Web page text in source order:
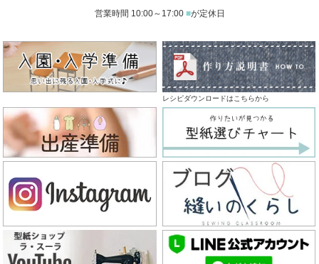
営業時間 10:00～17:00 ■が定休日
レシピダウンロードはこちらから